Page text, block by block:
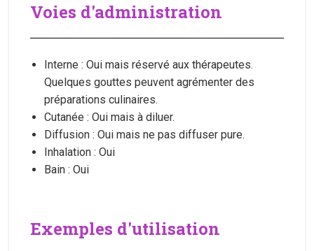
Voies d'administration
Interne : Oui mais réservé aux thérapeutes.
Quelques gouttes peuvent agrémenter des
préparations culinaires.
Cutanée : Oui mais à diluer.
Diffusion : Oui mais ne pas diffuser pure.
Inhalation : Oui
Bain : Oui
Exemples d'utilisation